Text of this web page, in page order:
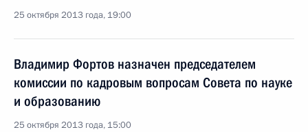
25 октября 2013 года, 19:00
Владимир Фортов назначен председателем
комиссии по кадровым вопросам Совета по науке
и образованию
25 октября 2013 года, 15:00